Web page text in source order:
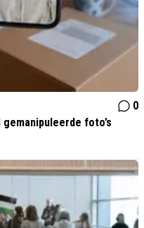
0
foto’s